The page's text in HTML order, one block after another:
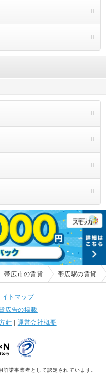
帯広市の賃貸 帯広駅の賃貸
イトマップ
広告の掲載
針 | 運営会社概要
諾事業者として認定されています。